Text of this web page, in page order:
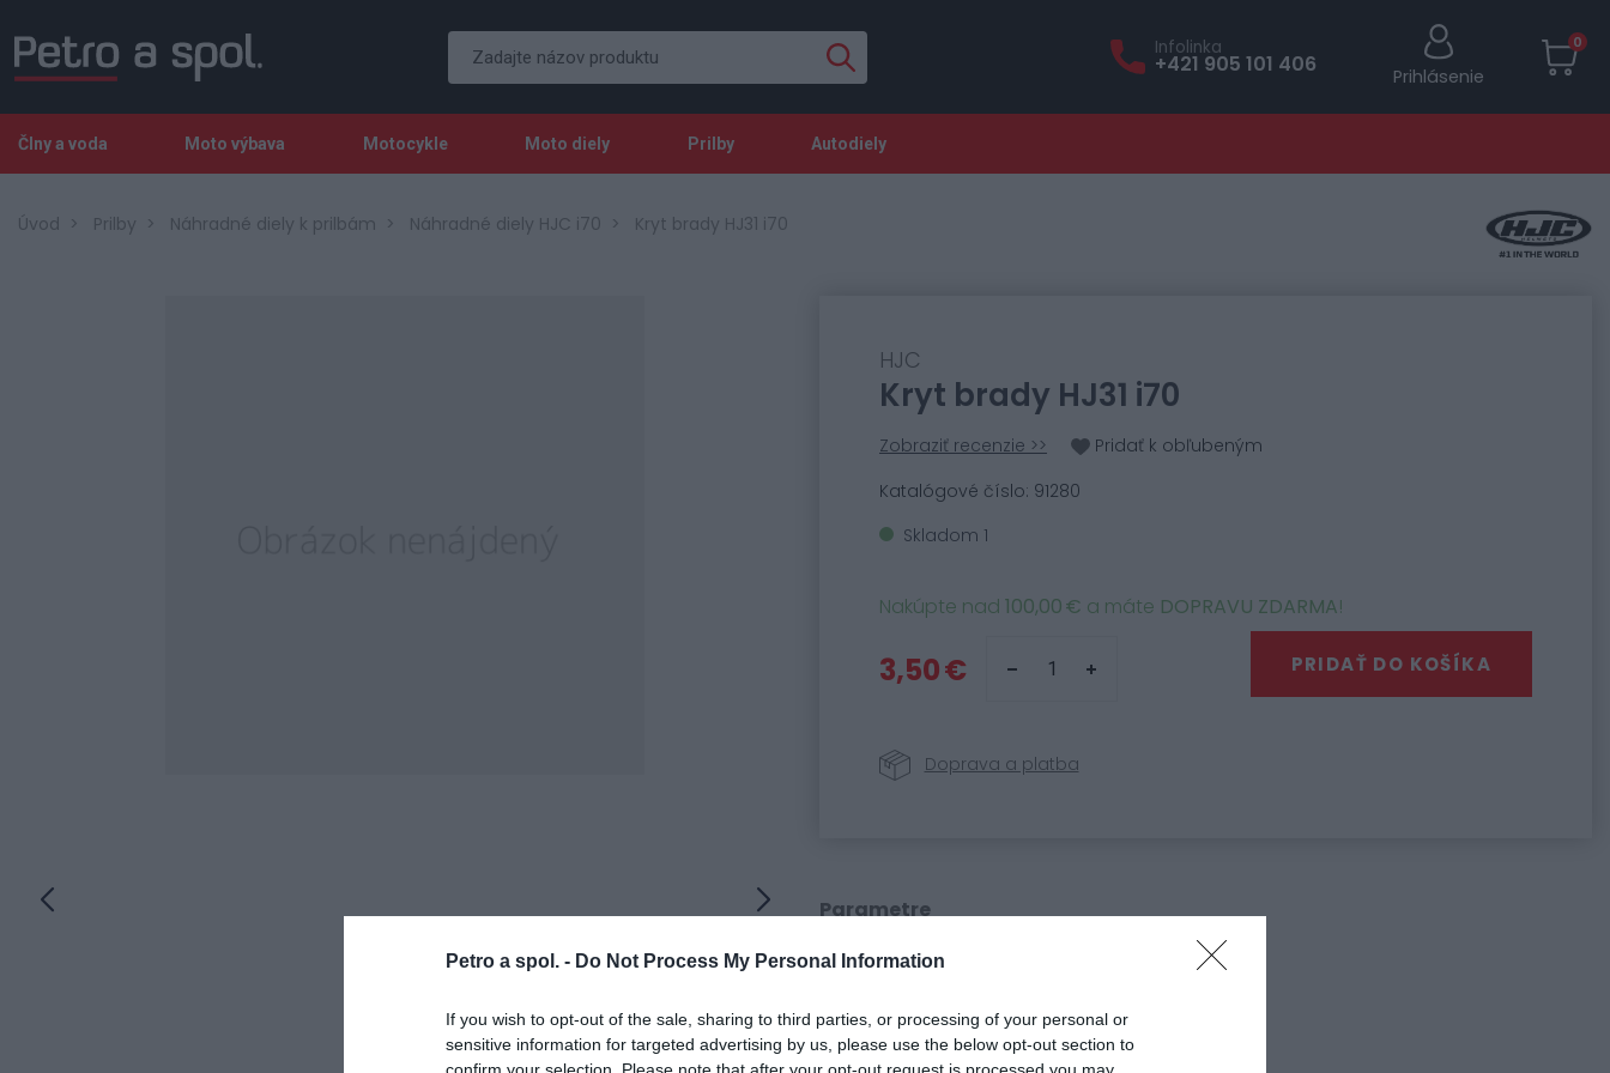
Petro a spol. - Do Not Process My Personal Information
If you wish to opt-out of the sale, sharing to third parties, or processing of your personal or
sensitive information for targeted advertising by us, please use the below opt-out section to
Infolinka
+421 905 101 406 Prihlásenie
0
Člny a voda Moto výbava Motocykle Moto diely Prilby Autodiely
Úvod Prilby Náhradné diely k prilbám Náhradné diely HJC i70 Kryt brady HJ31 i70
HJC
Kryt brady HJ31 i70
Zobraziť recenzie >>
Pridať k obľubeným
Katalógové číslo: 91280
Skladom 1
Nakúpte nad 100,00 € a máte DOPRAVU ZDARMA!
3,50 € PRIDAŤ DO KOŠÍKA
Doprava a platba
Parametre
Kód produktu:
Kategória:
Náhradné diely HJC i70